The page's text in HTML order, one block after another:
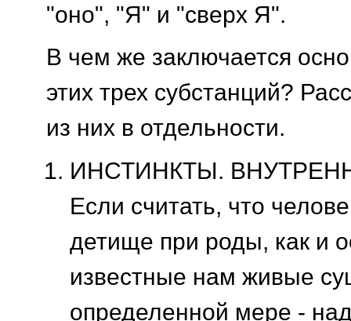
"оно", "Я" и "сверх Я".
В чем же заключается
этих трех субстанций?
из них в отдельности.
ИНСТИНКТЫ.
Если считать, что
детище при роды, как и
известные нам живые
определенной мере -